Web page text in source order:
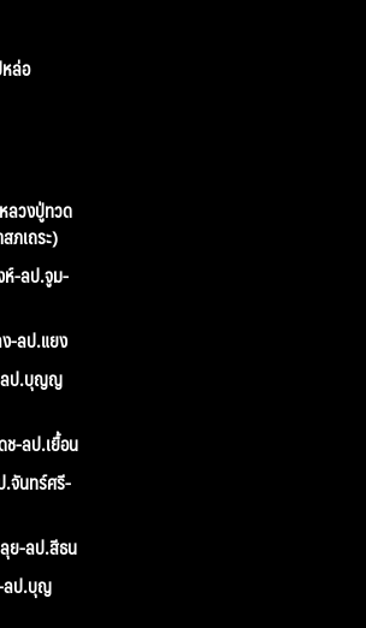
ล่อ
ลวงปู่ทวด
ภเถระ)
ห์-ลป.จูม-
-ลป.แยง
ป.บุญญ
-ลป.เยื้อน
จันทร์ศรี-
ย-ลป.สีธน
ลป.บุญ